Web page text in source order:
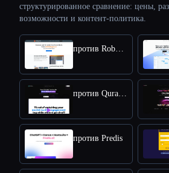
структурированное сравнение: цены,
возможности и контент-политика.
против Robopost AI
против Qura AI
против Predis